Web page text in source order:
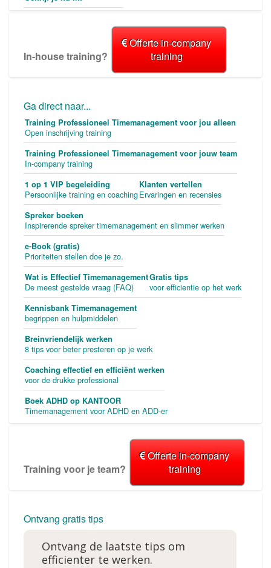
In-house training?
Offerte in-company
training
Ga direct naar...
Training Professioneel Timemanagement voor jou alleen
Open inschrijving training
Training Professioneel Timemanagement voor jouw team
In-company training
1 op 1 VIP begeleiding
Persoonlijke training en coaching
Klanten vertellen
Ervaringen en recensies
Spreker boeken
Inspirerende spreker timemanagement en slimmer werken
e-Book (gratis)
Prioriteiten stellen doe je zo.
Wat is Effectief Timemanagement
De meest gestelde vraag (FAQ)
Gratis tips
voor efficientie op het werk
Kennisbank Timemanagement
begrippen en hulpmiddelen
Breinvriendelijk werken
8 tips voor beter presteren op je werk
Coaching effectief en efficiënt werken
voor de drukke professional
Boek ADHD op KANTOOR
Timemanagement voor ADHD en ADD-er
Training voor je team?
Offerte in-company
training
Ontvang gratis tips
Ontvang de laatste tips om
efficienter te werken.